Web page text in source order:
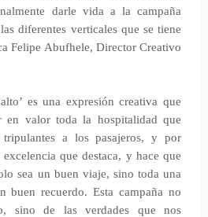
darle vida a la campaña
diferentes verticales que se tiene
Felipe Abufhele, Director Creativo
es una expresión creativa que
en valor toda la hospitalidad que
a los pasajeros, y por
que destaca, y hace que
sea un buen viaje, sino toda una
buen recuerdo. Esta campaña no
sino de las verdades que nos